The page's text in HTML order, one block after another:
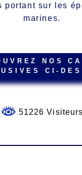
portant sur les
marines.
NOS
CI-
51226 Visiteurs